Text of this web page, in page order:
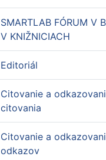
SMARTLAB FÓRUM V
V KNIŽNICIACH
Editoriál
Citovanie a
citovania
Citovanie a
odkazov